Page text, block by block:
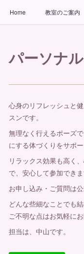
Home 教室のご案内
お問い合わせ 出張ヨ
パーソナ
心身のリフレッシュと
スンです。
無理なく行えるポーズ
にする体づくりをサポー
リラックス効果も高く
で、安心して参加できま
お申し込み・ご質問は
どんな些細なことでも結
ご不明な点はお気軽に
担当は、中山です。